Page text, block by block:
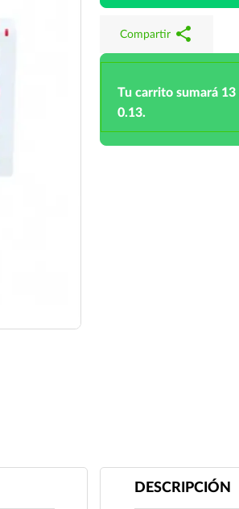
Compartir share
Tu carrito sumará
0.13.
DESCRIPCIÓN